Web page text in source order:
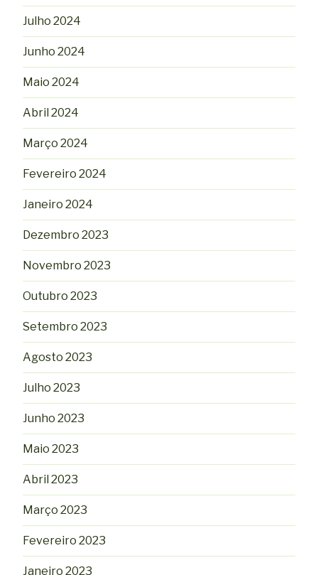
Julho 2024
Junho 2024
Maio 2024
Abril 2024
Março 2024
Fevereiro 2024
Janeiro 2024
Dezembro 2023
Novembro 2023
Outubro 2023
Setembro 2023
Agosto 2023
Julho 2023
Junho 2023
Maio 2023
Abril 2023
Março 2023
Fevereiro 2023
Janeiro 2023